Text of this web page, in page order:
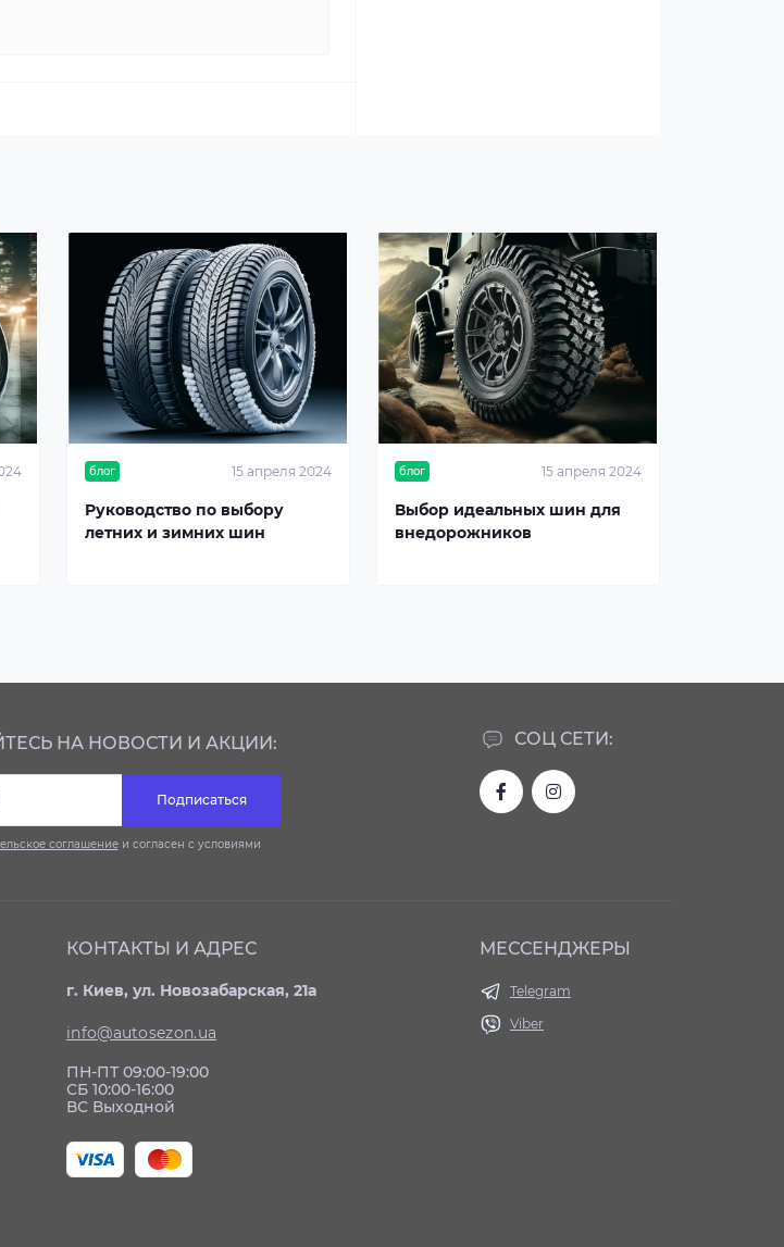
блог 15 апреля 2024
Руководство по выбору
летних и зимних шин
блог 15 апреля 2024
Выбор идеальных шин для
внедорожников
СОЦ СЕТИ:
НА НОВОСТИ И АКЦИИ:
Подписаться
соглашениеи согласен с условиями
КОНТАКТЫ И АДРЕС
г. Киев, ул. Новозабарская, 21а
info@autosezon.ua
ПН-ПТ 09:00-19:00
СБ 10:00-16:00
ВС Выходной
МЕССЕНДЖЕРЫ
Telegram
Viber